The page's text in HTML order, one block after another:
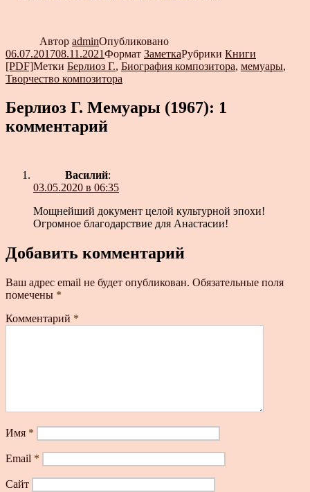
Автор adminОпубликовано
06.07.201708.11.2021Формат ЗаметкаРубрики Книги
[PDF]Метки Берлиоз Г., Биография композитора, мемуары,
Творчество композитора
Берлиоз Г. Мемуары (1967): 1
комментарий
Василий:
03.05.2020 в 06:35
Мощнейший документ целой культурной эпохи!
Огромное благодарствие для Анастасии!
Добавить комментарий
Ваш адрес email не будет опубликован. Обязательные поля
помечены *
Комментарий *
Имя *
Email *
Сайт